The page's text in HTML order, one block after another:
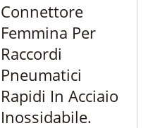
Connettore
Femmina Per
Raccordi
Pneumatici
Rapidi In Acciaio
Inossidabile.